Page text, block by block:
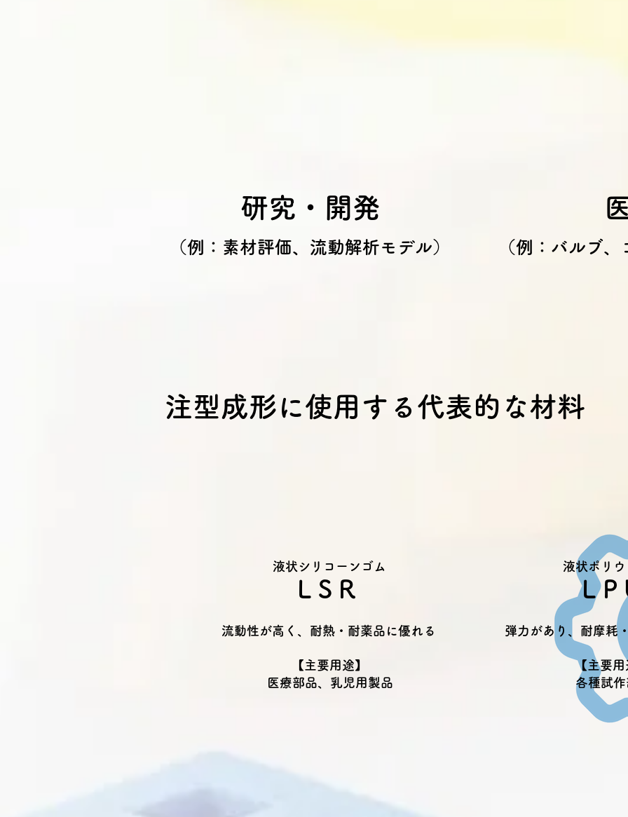
研究・開発
（例：素材評価、流動解析モデル） （例：バルブ
注型成形に使用する代表的な材料
弾力があり、耐摩耗
【主要
各種試
液状ポリ
LSR
流動性が高く、耐熱・耐薬品に優れる
【主要用途】
医療部品、乳児用製品
液状シリコーンゴム